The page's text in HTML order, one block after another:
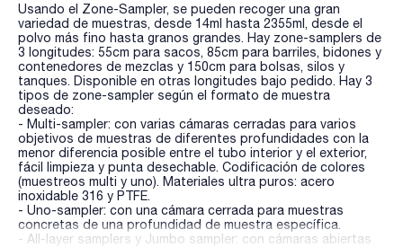
Usando el Zone-Sampler, se pueden recoger una gran
variedad de muestras, desde 14ml hasta 2355ml, desde el
polvo más fino hasta granos grandes. Hay zone-samplers de
3 longitudes: 55cm para sacos, 85cm para barriles, bidones y
contenedores de mezclas y 150cm para bolsas, silos y
tanques. Disponible en otras longitudes bajo pedido. Hay 3
tipos de zone-sampler según el formato de muestra
deseado:
- Multi-sampler: con varias cámaras cerradas para varios
objetivos de muestras de diferentes profundidades con la
menor diferencia posible entre el tubo interior y el exterior,
fácil limpieza y punta desechable. Codificación de colores
(muestreos multi y uno). Materiales ultra puros: acero
inoxidable 316 y PTFE.
- Uno-sampler: con una cámara cerrada para muestras
concretas de una profundidad de muestra específica.
- All-layer samplers y Jumbo sampler: con cámaras abiertas